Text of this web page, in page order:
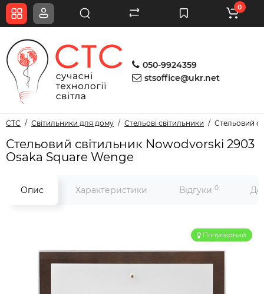
050-9924359
stsoffice@ukr.net
0
СТС Світильники для дому Стельові світильники Стельовий
Стельовий світильник Nowodvorski 2903
Osaka Square Wenge
Опис Характеристики Відгуки 0
Популярний